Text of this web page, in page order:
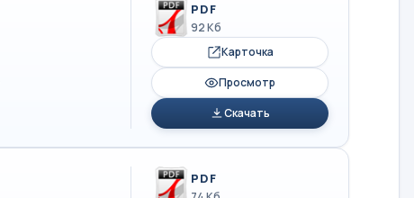
PDF
92 Кб
Карточка
Просмотр
Скачать
PDF